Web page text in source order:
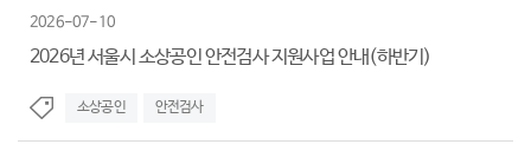
2026-07-10
2026년 서울시 소상공인 안전검사 지원사업 안내(하반기)
소상공인 안전검사